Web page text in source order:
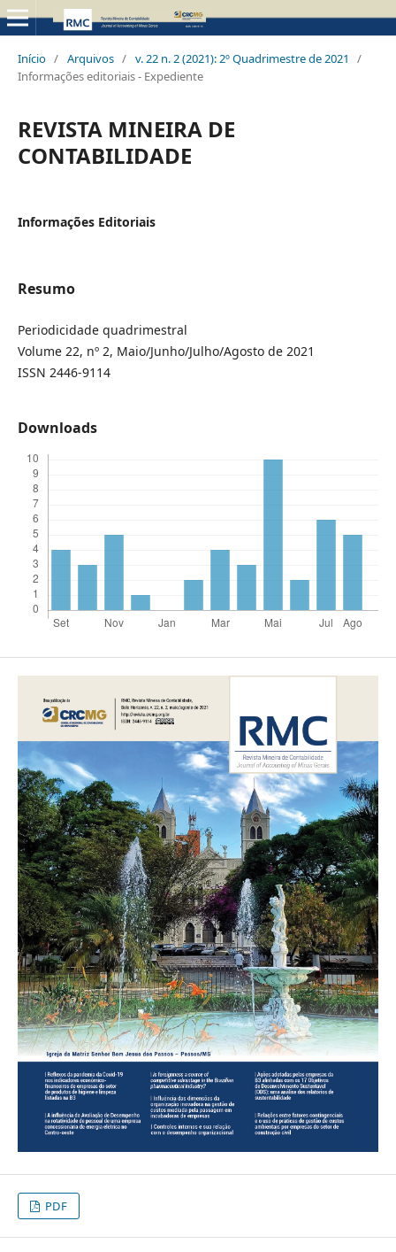
Início / Arquivos / v. 22 n. 2 (2021): 2º Quadrimestre de 2021
/
Informações editoriais - Expediente
REVISTA MINEIRA DE
CONTABILIDADE
Informações Editoriais
Resumo
Periodicidade quadrimestral
Volume 22, nº 2, Maio/Junho/Julho/Agosto de 2021
ISSN 2446-9114
Downloads
PDF